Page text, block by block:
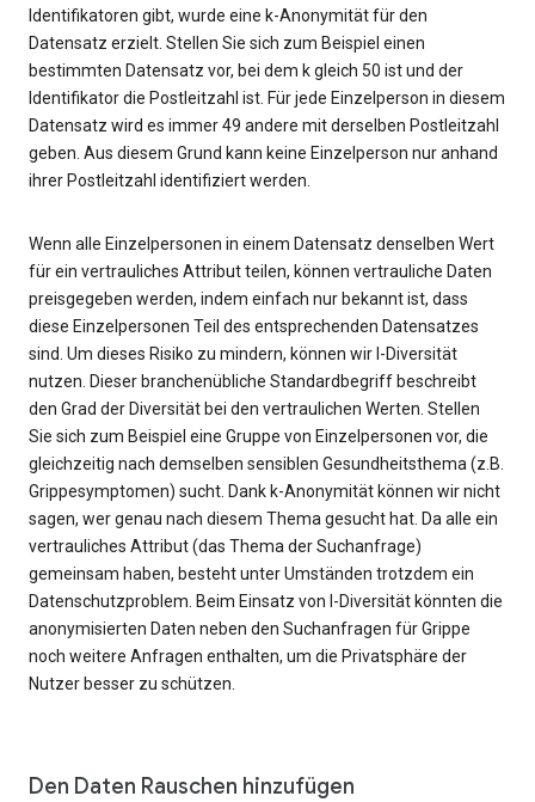
Identifikatoren gibt, wurde eine k-Anonymität für den
Datensatz erzielt. Stellen Sie sich zum Beispiel einen
bestimmten Datensatz vor, bei dem k gleich 50 ist und der
Identifikator die Postleitzahl ist. Für jede Einzelperson in diesem
Datensatz wird es immer 49 andere mit derselben Postleitzahl
geben. Aus diesem Grund kann keine Einzelperson nur anhand
ihrer Postleitzahl identifiziert werden.
Wenn alle Einzelpersonen in einem Datensatz denselben Wert
für ein vertrauliches Attribut teilen, können vertrauliche Daten
preisgegeben werden, indem einfach nur bekannt ist, dass
diese Einzelpersonen Teil des entsprechenden Datensatzes
sind. Um dieses Risiko zu mindern, können wir l-Diversität
nutzen. Dieser branchenübliche Standardbegriff beschreibt
den Grad der Diversität bei den vertraulichen Werten. Stellen
Sie sich zum Beispiel eine Gruppe von Einzelpersonen vor, die
gleichzeitig nach demselben sensiblen Gesundheitsthema (z.B.
Grippesymptomen) sucht. Dank k-Anonymität können wir nicht
sagen, wer genau nach diesem Thema gesucht hat. Da alle ein
vertrauliches Attribut (das Thema der Suchanfrage)
gemeinsam haben, besteht unter Umständen trotzdem ein
Datenschutzproblem. Beim Einsatz von l-Diversität könnten die
anonymisierten Daten neben den Suchanfragen für Grippe
noch weitere Anfragen enthalten, um die Privatsphäre der
Nutzer besser zu schützen.
Den Daten Rauschen hinzufügen